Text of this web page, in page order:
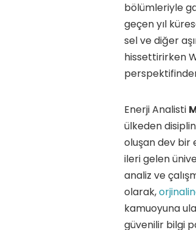
bölümleriyle
geçen yıl
sel ve diğer
hissettirirken
Enerji Analisti
ülkeden
oluşan dev bir
ileri gelen
analiz ve
olarak,
kamuoyuna
güvenilir bilgi